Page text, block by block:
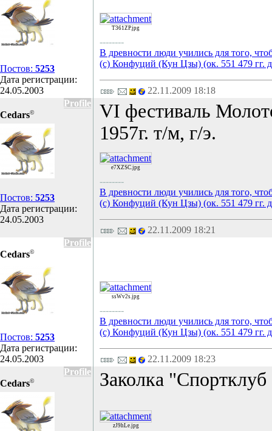
Постов: 5253
Дата регистрации:
24.05.2003
T361ZP.jpg
--------
В древности люди учились для того,
(с) Конфуций (Кун Цзы) (ок. 551 479 гг.
22.11.2009 18:18
Profile
Cedars©
Постов: 5253
Дата регистрации:
24.05.2003
VI фестиваль
1957г. т/м, г/э.
e7XZSC.jpg
--------
В древности люди учились для того,
(с) Конфуций (Кун Цзы) (ок. 551 479 гг.
22.11.2009 18:21
Profile
Cedars©
Постов: 5253
Дата регистрации:
24.05.2003
ssWv2s.jpg
--------
В древности люди учились для того,
(с) Конфуций (Кун Цзы) (ок. 551 479 гг.
22.11.2009 18:23
Profile
Cedars© Заколка
zJ9hLe.jpg